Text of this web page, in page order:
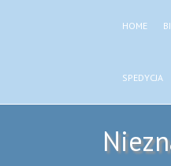
HOME
SPEDYCJA